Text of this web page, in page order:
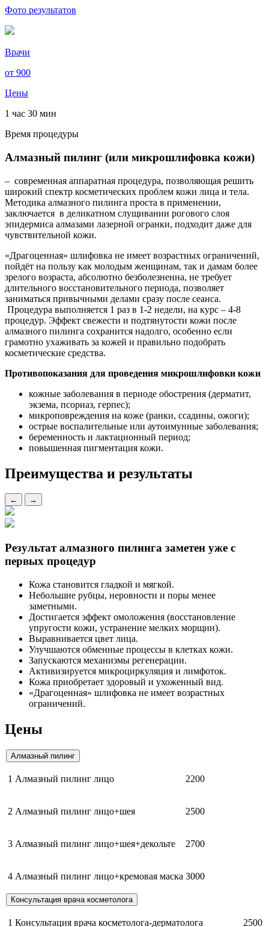
Фото результатов
Врачи
от 900
Цены
1 час 30 мин
Время процедуры
Алмазный пилинг (или микрошлифовка кожи)
– современная аппаратная процедура, позволяющая решить
широкий спектр косметических проблем кожи лица и тела.
Методика алмазного пилинга проста в применении,
заключается в деликатном слущивании рогового слоя
эпидермиса алмазами ла­зерной огранки, подходит даже для
чувствительной кожи.
«Драгоценная» шлифовка не имеет возрастных ограничений,
пойдёт на пользу как молодым женщинам, так и дамам более
зрелого возраста, абсолютно безболезненна, не требует
длительного восстановительного периода, позволяет
заниматься привычными делами сразу после сеанса.
Процедура выполняется 1 раз в 1-2 недели, на курс – 4-8
процедур. Эффект свежести и подтянутости кожи после
алмазного пилинга сохранится надолго, особенно если
грамотно ухаживать за кожей и правильно подобрать
косметические средства.
Противопоказания для проведения микрошлифовки кожи
кожные заболевания в периоде обострения (дерматит,
экзема, псориаз, герпес);
микроповреждения на коже (ранки, ссадины, ожоги);
острые воспалительные или аутоимунные заболевания;
беременность и лактационный период;
повышенная пигментация кожи.
Преимущества и результаты
← →
Результат алмазного пилинга заметен уже с
первых процедур
Кожа становится гладкой и мягкой.
Небольшие рубцы, неровности и поры менее
заметными.
Достигается эффект омоложения (восстановление
упругости кожи, устранение мелких морщин).
Выравнивается цвет лица.
Улучшаются обменные процессы в клетках кожи.
Запускаются механизмы регенерации.
Активизируется микроциркуляция и лимфоток.
Кожа приобретает здоровый и ухоженный вид.
«Драгоценная» шлифовка не имеет возрастных
ограничений.
Цены
Алмазный пилинг
1 Алмазный пилинг лицо 2200
2 Алмазный пилинг лицо+шея 2500
3 Алмазный пилинг лицо+шея+декольте 2700
4 Алмазный пилинг лицо+кремовая маска 3000
Консультация врача косметолога
1 Консультация врача косметолога-дерматолога 2500